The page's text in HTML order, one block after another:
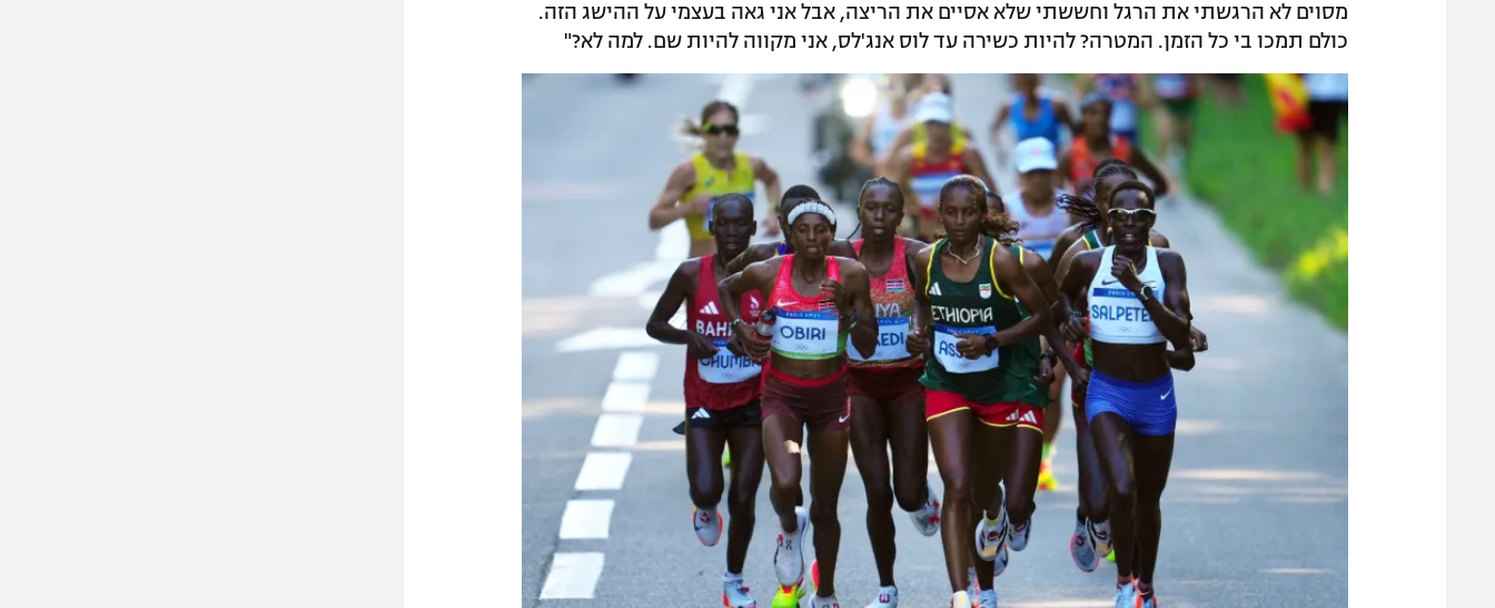
מסוים לא הרגשתי את הרגל וחששתי שלא אסיים את הריצה, אבל אני גאה בעצמי על ההישג הזה.
כולם תמכו בי כל הזמן. המטרה? להיות כשירה עד לוס אנג'לס, אני מקווה להיות שם. למה לא?"